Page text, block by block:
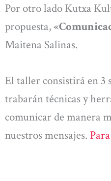
Por otro lado Kutxa
propuesta,
Maitena Salinas.
El taller consistirá en 3
trabarán técnicas y
comunicar de manera
nuestros mensajes.